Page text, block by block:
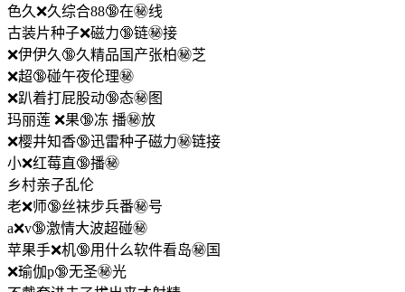
色久❌久综合88🔞在㊙️线
古装片种子❌磁力🔞链㊙️接
❌伊伊久🔞久精品国产张柏㊙️芝
❌超🔞碰午夜伦理㊙️
❌趴着打屁股动🔞态㊙️图
玛丽莲 ❌果🔞冻 播㊙️放
❌樱井知香🔞迅雷种子磁力㊙️链接
小❌红莓直🔞播㊙️
乡村亲子乱伦
老❌师🔞丝袜步兵番㊙️号
a❌v🔞激情大波超碰㊙️
苹果手❌机🔞用什么软件看岛㊙️国
❌瑜伽p🔞无圣㊙️光